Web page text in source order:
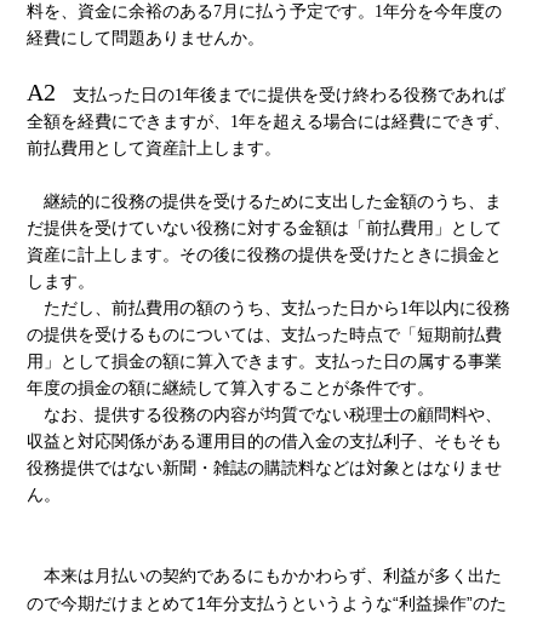
料を、資金に余裕のある7月に払う予定です。1年分を今年度の
経費にして問題ありませんか。
A2
支払った日の1年後までに提供を受け終わる役務であれば
全額を経費にできますが、1年を超える場合には経費にできず、
前払費用として資産計上します。
継続的に役務の提供を受けるために支出した金額のうち、ま
だ提供を受けていない役務に対する金額は「前払費用」として
資産に計上します。その後に役務の提供を受けたときに損金と
します。
ただし、前払費用の額のうち、支払った日から1年以内に役務
の提供を受けるものについては、支払った時点で「短期前払費
用」として損金の額に算入できます。支払った日の属する事業
年度の損金の額に継続して算入することが条件です。
なお、提供する役務の内容が均質でない税理士の顧問料や、
収益と対応関係がある運用目的の借入金の支払利子、そもそも
役務提供ではない新聞・雑誌の購読料などは対象とはなりませ
ん。
本来は月払いの契約であるにもかかわらず、利益が多く出た
ので今期だけまとめて1年分支払うというような“利益操作”のた